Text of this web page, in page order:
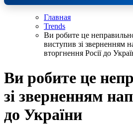
Главная
Trends
Ви робите це
виступив зі зверненням
вторгнення Росії до
Ви робите це
зі зверненням
до України